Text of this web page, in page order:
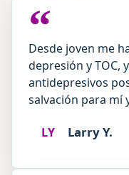
“
Desde joven me
depresión y TOC,
antidepresivos
salvación para mí
LY Larry Y.